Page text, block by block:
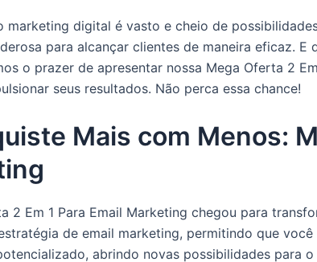
marketing digital é vasto e cheio de
para alcançar clientes de maneira eficaz.
o prazer de apresentar nossa Mega Oferta 2
seus resultados. Não perca essa chance!
Mais com Menos:
2 Em 1 Para Email Marketing chegou para
de email marketing, permitindo que
abrindo novas possibilidades para